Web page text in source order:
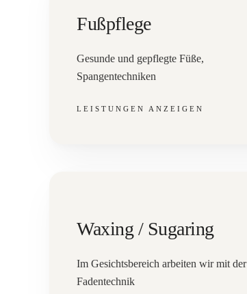
Fußpflege
Gesunde und gepflegte Füße,
Spangentechniken
LEISTUNGEN ANZEIGEN
Waxing / Sugaring
Im Gesichtsbereich arbeiten wir mit der
Fadentechnik